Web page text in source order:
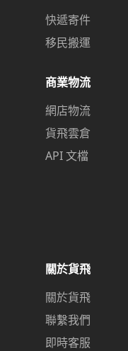
快遞寄件
移民搬運
商業物流
網店物流
貨飛雲倉
API 文檔
關於貨飛
關於貨飛
聯繫我們
即時客服